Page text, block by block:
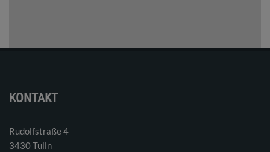
KONTAKT
Rudolfstraße 4
3430 Tulln